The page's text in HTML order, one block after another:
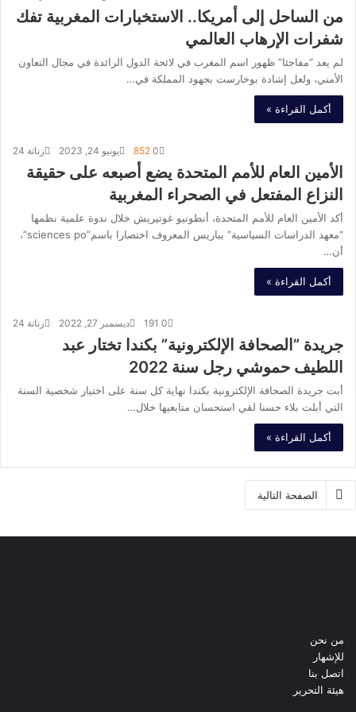
من الساحل إلى أمريكا.. الاستخبارات المغربية تفك
شفرات الإرهاب العالمي
لم يعد “مفاجئا” ظهور اسم المغرب في لائحة الدول الرائدة في مجال التعاون
الأمني، ولعل إشادة بوخارست بجهود المملكة في…
أكمل القراءة »
زناتة 24 يونيو 24, 2023 0
الأمين العام للأمم المتحدة يضع أصبعه على حقيقة
النزاع المفتعل في الصحراء المغربية
أكد الأمين العام للأمم المتحدة، أنطونيو غوتيريش خلال ندوة علمية نظمها
“معهد الدراسات السياسية” بباريس المعروف اختصارا باسم”sciences po”،
أن…
أكمل القراءة »
زناتة 24 ديسمبر 27, 2022 0
جريدة ”الصحافة الإلكترونية” بكندا تختار عبد
اللطيف حموشي رجل سنة 2022
أبت جريدة الصحافة الإلكترونية بكندا نهاية كل سنة على اختيار شخصية السنة
التي أبلت بلاء حسنا لقي استحسان متابعيها خلال…
أكمل القراءة »
الصفحة التالية
من نحن
للإشهار
اتصل بنا
هيئة التحرير